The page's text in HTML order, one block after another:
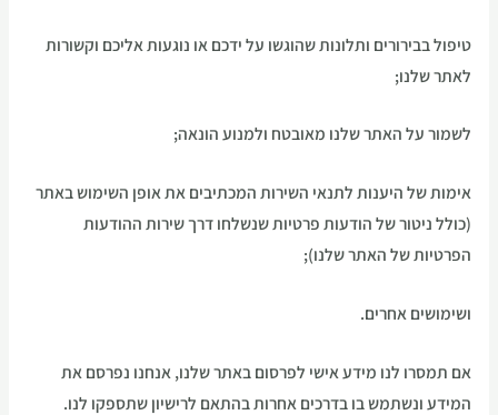
טיפול בבירורים ותלונות שהוגשו על ידכם או נוגעות אליכם וקשורות
לאתר שלנו;
לשמור על האתר שלנו מאובטח ולמנוע הונאה;
אימות של היענות לתנאי השירות המכתיבים את אופן השימוש באתר
(כולל ניטור של הודעות פרטיות שנשלחו דרך שירות ההודעות
הפרטיות של האתר שלנו);
ושימושים אחרים.
אם תמסרו לנו מידע אישי לפרסום באתר שלנו, אנחנו נפרסם את
המידע ונשתמש בו בדרכים אחרות בהתאם לרישיון שתספקו לנו.